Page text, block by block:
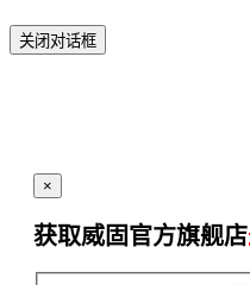
关闭对话框
×
获取威固官方旗舰店